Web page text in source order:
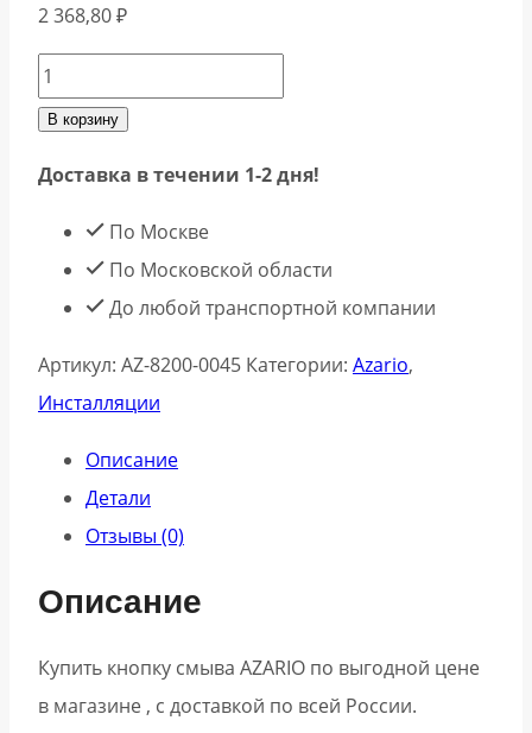
2 368,80₽
Количество
товара
Кнопка
смыва
KAPRIS
0045
двойная,
белый+хром
В корзину
Доставка в течении 1-2 дня!
По Москве
По Московской области
До любой транспортной компании
Артикул: AZ-8200-0045 Категории: Azario,
Инсталляции
Описание
Детали
Отзывы (0)
Описание
Купить кнопку смыва AZARIO по выгодной цене
в магазине , с доставкой по всей России.